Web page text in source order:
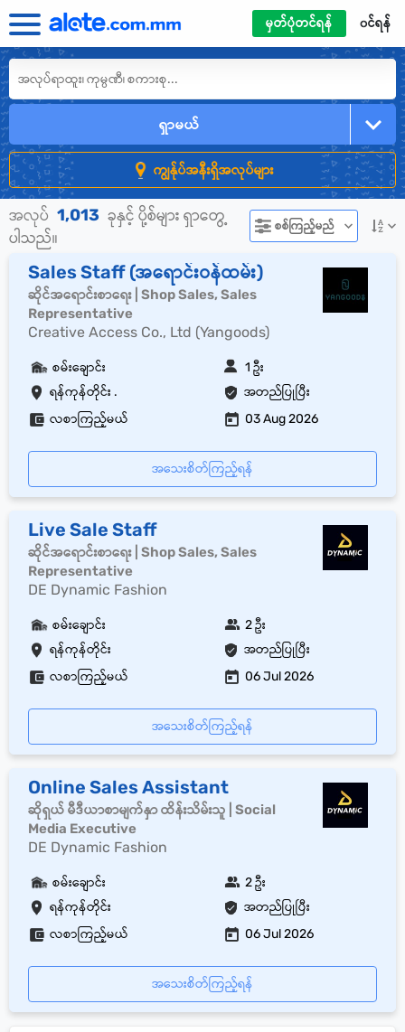
မှတ်ပုံတင်ရန် ၀င်ရန်
ရှာမယ်
ကျွန်ုပ်အနီးရှိအလုပ်များ
အလုပ် 1,013 ခုနှင့် ပို့စ်များ ရှာတွေ့
ပါသည်။
စစ်ကြည့်မည်
Sales Staff (အရောင်းဝန်ထမ်း)
ဆိုင်အရောင်းစာရေး | Shop Sales, Sales
Representative
Creative Access Co., Ltd (Yangoods)
ရန်ကုန်တိုင်း . အတည်ပြုပြီး
စမ်းချောင်း 1 ဦး
လစာကြည့်မယ် 03 Aug 2026
အသေးစိတ်ကြည့်ရန်
Live Sale Staff
ဆိုင်အရောင်းစာရေး | Shop Sales, Sales
Representative
DE Dynamic Fashion
ရန်ကုန်တိုင်း အတည်ပြုပြီး
စမ်းချောင်း 2 ဦး
လစာကြည့်မယ် 06 Jul 2026
အသေးစိတ်ကြည့်ရန်
Online Sales Assistant
ဆိုရှယ် မီဒီယာစာမျက်နှာ ထိန်းသိမ်းသူ | Social
Media Executive
DE Dynamic Fashion
ရန်ကုန်တိုင်း အတည်ပြုပြီး
စမ်းချောင်း 2 ဦး
လစာကြည့်မယ် 06 Jul 2026
အသေးစိတ်ကြည့်ရန်